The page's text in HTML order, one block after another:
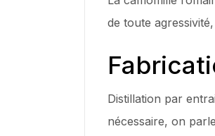
de toute
Distillation par
nécessaire, on